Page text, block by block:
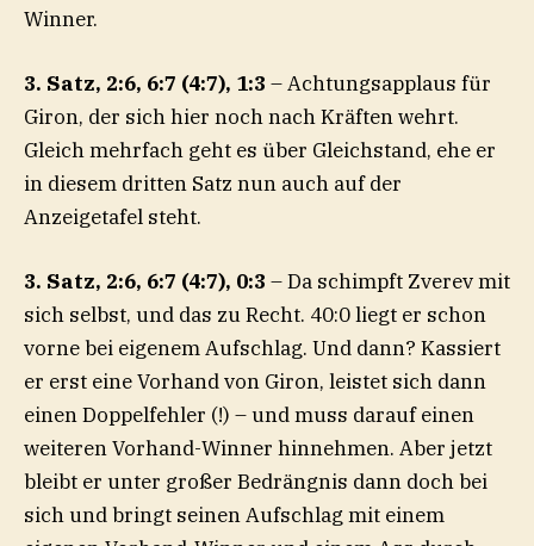
Winner.
3. Satz, 2:6, 6:7 (4:7), 1:3 – Achtungsapplaus für
Giron, der sich hier noch nach Kräften wehrt.
Gleich mehrfach geht es über Gleichstand, ehe er
in diesem dritten Satz nun auch auf der
Anzeigetafel steht.
3. Satz, 2:6, 6:7 (4:7), 0:3 – Da schimpft Zverev mit
sich selbst, und das zu Recht. 40:0 liegt er schon
vorne bei eigenem Aufschlag. Und dann? Kassiert
er erst eine Vorhand von Giron, leistet sich dann
einen Doppelfehler (!) – und muss darauf einen
weiteren Vorhand-Winner hinnehmen. Aber jetzt
bleibt er unter großer Bedrängnis dann doch bei
sich und bringt seinen Aufschlag mit einem